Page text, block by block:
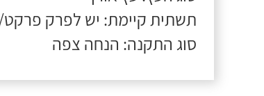
תשתית קיימת: יש לפרק
סוג התקנה: הנחה צפה